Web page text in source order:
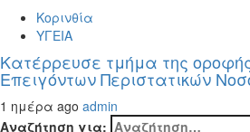
Κορινθία
ΥΓΕΙΑ
Kατέρρευσε τμήμα της
Επειγόντων Περιστατικών
1 ημέρα ago admin
Αναζήτηση για: